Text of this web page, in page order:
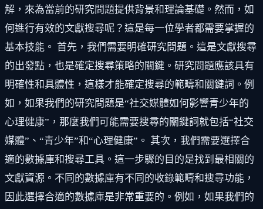
解，來為當前的研究問題提供背景和理論基礎。然而，如
何進行有效的文獻搜尋呢？這是每一位學者都需要掌握的
基本技能。 首先，我們需要明確研究問題。這是文獻搜尋
的出發點，也是確定搜尋策略的關鍵。研究問題應該具有
明確性和具體性，這樣才能確定搜尋的範疇和關鍵詞。例
如，如果我們的研究問題是“社交媒體如何影響青少年的
心理健康”，那麼我們可能需要搜尋的關鍵詞就包括“社交
媒體”、“青少年”和“心理健康”。 其次，我們需要選擇合
適的數據庫和搜尋工具。這一步驟的目的是找到最相關的
文獻資源。不同的數據庫有不同的收錄範疇和搜尋功能，
因此選擇合適的數據庫是非常重要的。例如，如果我們的